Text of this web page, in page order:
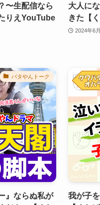
〜生配信なら
りえYouTube
大人に
きた【
2024年6
バタやんトーク
』ならぬ私が
我が子